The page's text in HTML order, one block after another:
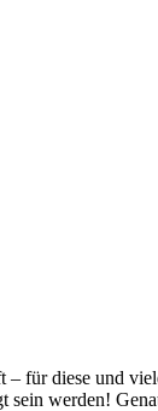
diese und
sein werden!